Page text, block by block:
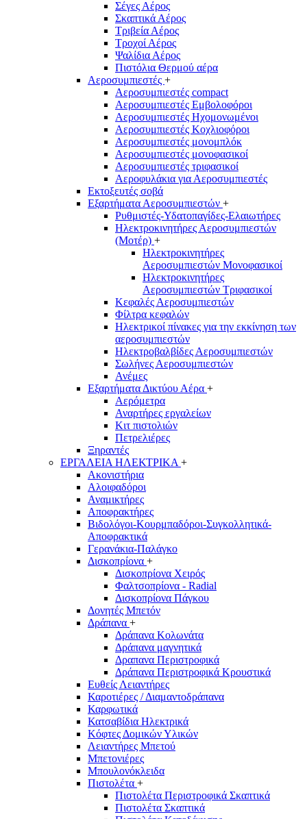
Σέγες Αέρος
Σκαπτικά Αέρος
Τριβεία Αέρος
Τροχοί Αέρος
Ψαλίδια Αέρος
Πιστόλια Θερμού αέρα
Αεροσυμπιεστές +
Αεροσυμπιεστές compact
Αεροσυμπιεστές Εμβολοφόροι
Αεροσυμπιεστές Ηχομονωμένοι
Αεροσυμπιεστές Κοχλιοφόροι
Αεροσυμπιεστές μονομπλόκ
Αεροσυμπιεστές μονοφασικοί
Αεροσυμπιεστές τριφασικοί
Αεροφυλάκια για Αεροσυμπιεστές
Εκτοξευτές σοβά
Εξαρτήματα Αεροσυμπιεστών +
Ρυθμιστές-Υδατοπαγίδες-Ελαιωτήρες
Ηλεκτροκινητήρες Αεροσυμπιεστών
(Μοτέρ) +
Ηλεκτροκινητήρες
Αεροσυμπιεστών Μονοφασικοί
Ηλεκτροκινητήρες
Αεροσυμπιεστών Τριφασικοί
Κεφαλές Αεροσυμπιεστών
Φίλτρα κεφαλών
Ηλεκτρικοί πίνακες για την εκκίνηση των
αεροσυμπιεστών
Ηλεκτροβαλβίδες Αεροσυμπιεστών
Σωλήνες Αεροσυμπιεστών
Ανέμες
Εξαρτήματα Δικτύου Αέρα +
Αερόμετρα
Αναρτήρες εργαλείων
Κιτ πιστολιών
Πετρελιέρες
Ξηραντές
ΕΡΓΑΛΕΙΑ ΗΛΕΚΤΡΙΚΑ +
Ακονιστήρια
Αλοιφαδόροι
Αναμικτήρες
Αποφρακτήρες
Βιδολόγοι-Κουρμπαδόροι-Συγκολλητικά-
Αποφρακτικά
Γερανάκια-Παλάγκο
Δισκοπρίονα +
Δισκοπρίονα Χειρός
Φαλτσοπρίονα - Radial
Δισκοπρίονα Πάγκου
Δονητές Μπετόν
Δράπανα +
Δράπανα Κολωνάτα
Δράπανα μαγνητικά
Δραπανα Περιστροφικά
Δράπανα Περιστροφικά Κρουστικά
Ευθείς Λειαντήρες
Καροτιέρες / Διαμαντοδράπανα
Καρφωτικά
Κατσαβίδια Ηλεκτρικά
Κόφτες Δομικών Υλικών
Λειαντήρες Μπετού
Μπετονιέρες
Μπουλονόκλειδα
Πιστολέτα +
Πιστολέτα Περιστροφικά Σκαπτικά
Πιστολέτα Σκαπτικά